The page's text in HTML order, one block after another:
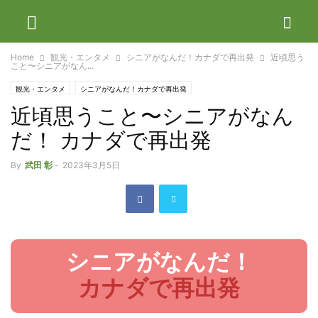
Home 観光・エンタメ シニアがなんだ！カナダで再出発
近頃思う
こと〜シニアがなん...
観光・エンタメ シニアがなんだ！カナダで再出発
近頃思うこと〜シニアがなん
だ！ カナダで再出発
By 武田 彰 - 2023年3月5日
シニアがなんだ！
カナダで再出発